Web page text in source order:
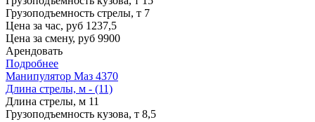
Грузоподъемность стрелы, т 7
Цена за час, руб 1237,5
Цена за смену, руб 9900
Арендовать
Подробнее
Манипулятор Маз 4370
Длина стрелы, м - (11)
Длина стрелы, м 11
Грузоподъемность кузова, т 8,5